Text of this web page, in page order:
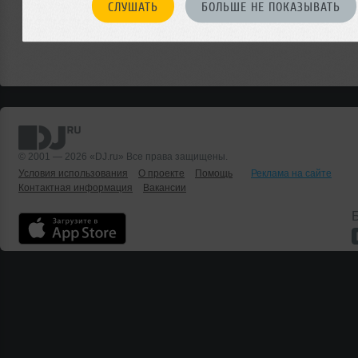
СЛУШАТЬ БОЛЬШЕ НЕ ПОКАЗЫВАТЬ
© 2001 — 2026 «DJ.ru» Все права защищены.
Условия использования
О проекте Помощь
Реклама на сайте
Контактная информация
Вакансии